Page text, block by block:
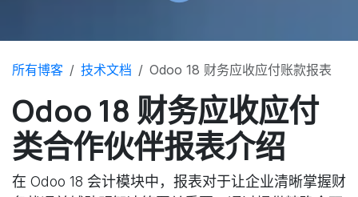
所有博客 技术文档 Odoo 18 财务应收应付账款报表
Odoo 18 财务应收应付
类合作伙伴报表介绍
在 Odoo 18 会计模块中，报表对于让企业清晰掌握财